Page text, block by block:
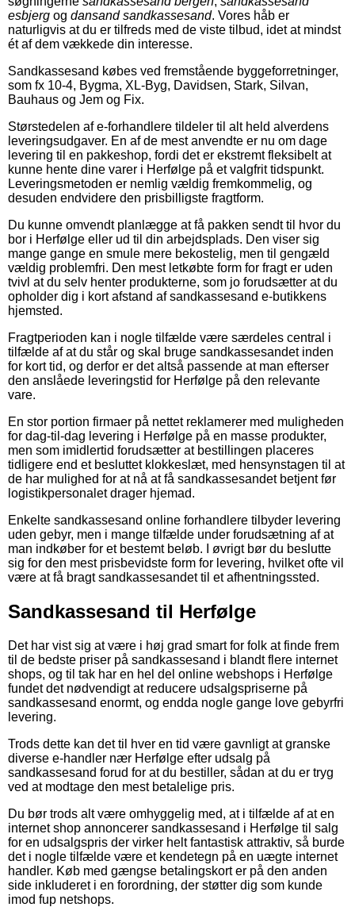
esbjerg og dansand sandkassesand. Vores håb er
naturligvis at du er tilfreds med de viste tilbud, idet at mindst
ét af dem vækkede din interesse.
Sandkassesand købes ved fremstående byggeforretninger,
som fx 10-4, Bygma, XL-Byg, Davidsen, Stark, Silvan,
Bauhaus og Jem og Fix.
Størstedelen af e-forhandlere tildeler til alt held alverdens
leveringsudgaver. En af de mest anvendte er nu om dage
levering til en pakkeshop, fordi det er ekstremt fleksibelt at
kunne hente dine varer i Herfølge på et valgfrit tidspunkt.
Leveringsmetoden er nemlig vældig fremkommelig, og
desuden endvidere den prisbilligste fragtform.
Du kunne omvendt planlægge at få pakken sendt til hvor du
bor i Herfølge eller ud til din arbejdsplads. Den viser sig
mange gange en smule mere bekostelig, men til gengæld
vældig problemfri. Den mest letkøbte form for fragt er uden
tvivl at du selv henter produkterne, som jo forudsætter at du
opholder dig i kort afstand af sandkassesand e-butikkens
hjemsted.
Fragtperioden kan i nogle tilfælde være særdeles central i
tilfælde af at du står og skal bruge sandkassesandet inden
for kort tid, og derfor er det altså passende at man efterser
den anslåede leveringstid for Herfølge på den relevante
vare.
En stor portion firmaer på nettet reklamerer med muligheden
for dag-til-dag levering i Herfølge på en masse produkter,
men som imidlertid forudsætter at bestillingen placeres
tidligere end et besluttet klokkeslæt, med hensynstagen til at
de har mulighed for at nå at få sandkassesandet betjent før
logistikpersonalet drager hjemad.
Enkelte sandkassesand online forhandlere tilbyder levering
uden gebyr, men i mange tilfælde under forudsætning af at
man indkøber for et bestemt beløb. I øvrigt bør du beslutte
sig for den mest prisbevidste form for levering, hvilket ofte vil
være at få bragt sandkassesandet til et afhentningssted.
Sandkassesand til Herfølge
Det har vist sig at være i høj grad smart for folk at finde frem
til de bedste priser på sandkassesand i blandt flere internet
shops, og til tak har en hel del online webshops i Herfølge
fundet det nødvendigt at reducere udsalgspriserne på
sandkassesand enormt, og endda nogle gange love gebyrfri
levering.
Trods dette kan det til hver en tid være gavnligt at granske
diverse e-handler nær Herfølge efter udsalg på
sandkassesand forud for at du bestiller, sådan at du er tryg
ved at modtage den mest betalelige pris.
Du bør trods alt være omhyggelig med, at i tilfælde af at en
internet shop annoncerer sandkassesand i Herfølge til salg
for en udsalgspris der virker helt fantastisk attraktiv, så burde
det i nogle tilfælde være et kendetegn på en uægte internet
handler. Køb med gængse betalingskort er på den anden
side inkluderet i en forordning, der støtter dig som kunde
imod fup netshops.